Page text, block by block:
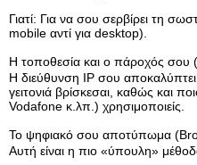
Γιατί: Για να σου σερβίρει τη
mobile αντί για desktop).
Η τοποθεσία και ο πάροχός σου
Η διεύθυνση IP σου
γειτονιά βρίσκεσαι, καθώς και
Vodafone κ.λπ.) χρησιμοποιείς.
Το ψηφιακό σου αποτύπωμα
Αυτή είναι η πιο «ύπουλη»